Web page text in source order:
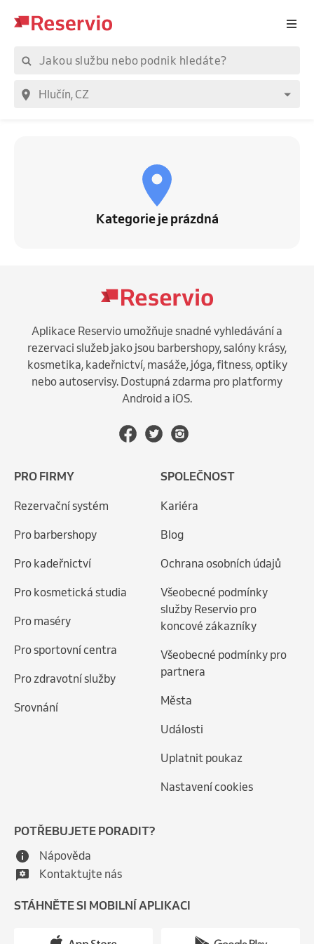
Kategorie je prázdná
Aplikace Reservio umožňuje snadné vyhledávání a
rezervaci služeb jako jsou barbershopy, salóny krásy,
kosmetika, kadeřnictví, masáže, jóga, fitness, optiky
nebo autoservisy. Dostupná zdarma pro platformy
Android a iOS.
PRO FIRMY
Rezervační systém
Pro barbershopy
Pro kadeřnictví
Pro kosmetická studia
Pro maséry
Pro sportovní centra
Pro zdravotní služby
Srovnání
SPOLEČNOST
Kariéra
Blog
Ochrana osobních údajů
Všeobecné podmínky
služby Reservio pro
koncové zákazníky
Všeobecné podmínky pro
partnera
Města
Události
Uplatnit poukaz
Nastavení cookies
POTŘEBUJETE PORADIT?
Nápověda
Kontaktujte nás
STÁHNĚTE SI MOBILNÍ APLIKACI